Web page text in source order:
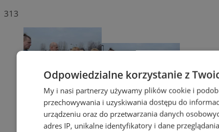
313
Odpowiedzialne korzystanie z
My i nasi partnerzy używamy plików cookie i
przechowywania i uzyskiwania dostępu do
urządzeniu oraz do przetwarzania danych
adres IP, unikalne identyfikatory i dane